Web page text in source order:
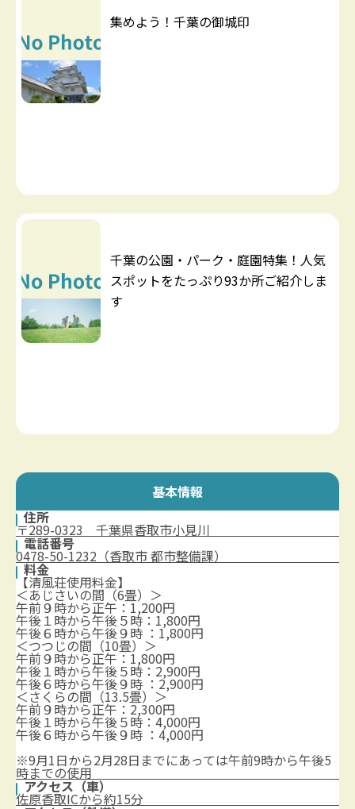
集めよう！千葉の御城印
千葉の公園・パーク・庭園特集！人気
スポットをたっぷり93か所ご紹介しま
す
基本情報
住所
〒289-0323 千葉県香取市小見川
電話番号
0478-50-1232（香取市 都市整備課）
料金
【清風荘使用料金】
＜あじさいの間（6畳）＞
午前９時から正午：1,200円
午後１時から午後５時：1,800円
午後６時から午後９時 ：1,800円
＜つつじの間（10畳）＞
午前９時から正午：1,800円
午後１時から午後５時：2,900円
午後６時から午後９時 ：2,900円
＜さくらの間（13.5畳）＞
午前９時から正午：2,300円
午後１時から午後５時：4,000円
午後６時から午後９時 ：4,000円
※9月1日から2月28日までにあっては午前9時から午後5
時までの使用
アクセス（車）
佐原香取ICから約15分